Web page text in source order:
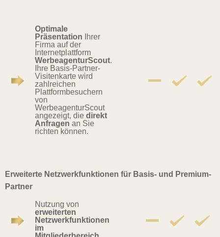
Optimale
Präsentation Ihrer
Firma auf der
Internetplattform
WerbeagenturScout.
Ihre Basis-Partner-
Visitenkarte wird
zahlreichen
Plattformbesuchern
von
WerbeagenturScout
angezeigt, die direkt
Anfragen an Sie
richten können.
Erweiterte Netzwerkfunktionen für Basis- und Premium-
Partner
Nutzung von
erweiterten
Netzwerkfunktionen
im